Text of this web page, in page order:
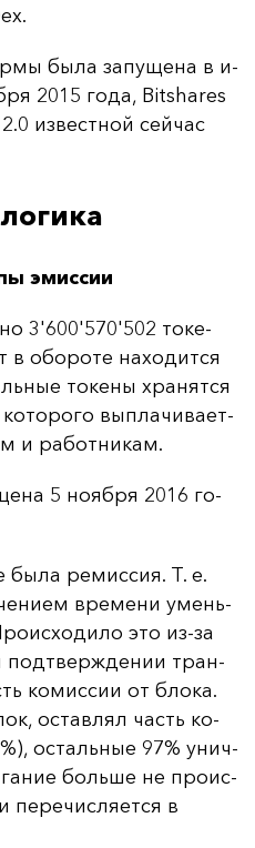
бы­ла за­пу­ще­на в и­
2015 го­да, Bitshares
из­вес­тной сей­час
эмиссии
3'600'570'502 то­ке­
обо­ро­те на­хо­дит­ся
то­ке­ны хра­нят­ся
вып­ла­чи­ва­ет­
и ра­бот­ни­кам.
5 но­яб­ря 2016 го­
бы­ла ре­мис­сия. Т. е.
вре­ме­ни умень­
это из-за
под­твер­жде­нии тран­
ко­мис­сии от бло­ка.
ос­тав­лял часть ко­
ос­таль­ные 97% унич­
боль­ше не про­ис­
пе­ре­чис­ля­ет­ся в